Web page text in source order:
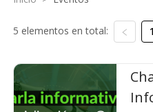
5 elementos en total: 1